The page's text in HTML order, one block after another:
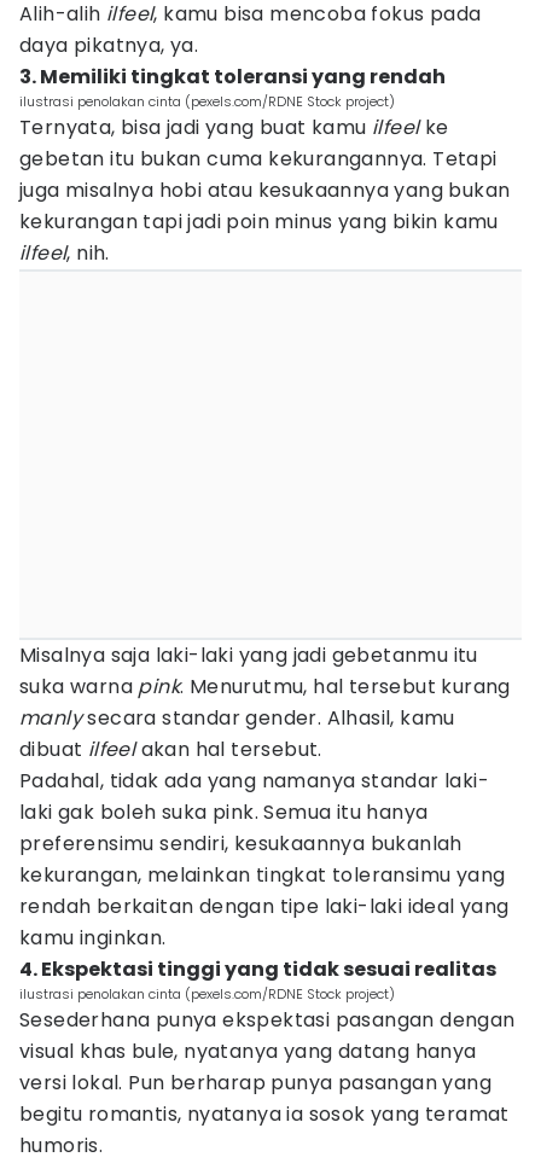
Alih-alih ilfeel, kamu bisa mencoba fokus pada
daya pikatnya, ya.
3. Memiliki tingkat toleransi yang rendah
ilustrasi penolakan cinta (pexels.com/RDNE Stock project)
Ternyata, bisa jadi yang buat kamu ilfeelke
gebetan itu bukan cuma kekurangannya. Tetapi
juga misalnya hobi atau kesukaannya yang bukan
kekurangan tapi jadi poin minus yang bikin kamu
ilfeel, nih.
Misalnya saja laki-laki yang jadi gebetanmu itu
suka warna pink. Menurutmu, hal tersebut kurang
manlysecara standar gender. Alhasil, kamu
dibuat ilfeelakan hal tersebut.
Padahal, tidak ada yang namanya standar laki-
laki gak boleh suka pink. Semua itu hanya
preferensimu sendiri, kesukaannya bukanlah
kekurangan, melainkan tingkat toleransimu yang
rendah berkaitan dengan tipe laki-laki ideal yang
kamu inginkan.
4. Ekspektasi tinggi yang tidak sesuai realitas
ilustrasi penolakan cinta (pexels.com/RDNE Stock project)
Sesederhana punya ekspektasi pasangan dengan
visual khas bule, nyatanya yang datang hanya
versi lokal. Pun berharap punya pasangan yang
begitu romantis, nyatanya ia sosok yang teramat
humoris.